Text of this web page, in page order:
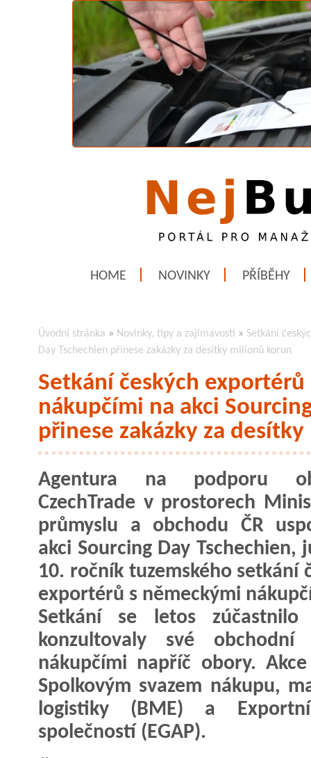
HOME NOVINKY PŘÍBĚHY
Úvodní stránka » Novinky, tipy a zajímavosti » Setkání
Day Tschechien přinese zakázky za desítky milionů korun
Setkání českých
nákupčími na akci
přinese zakázky za
Agentura na podporu
CzechTrade v prostorech
průmyslu a obchodu ČR
akci Sourcing Day Tschechien,
10. ročník tuzemského setkání
exportérů s německými
Setkání se letos
konzultovaly své
nákupčími napříč obory.
Spolkovým svazem nákupu,
logistiky (BME) a
společností (EGAP).